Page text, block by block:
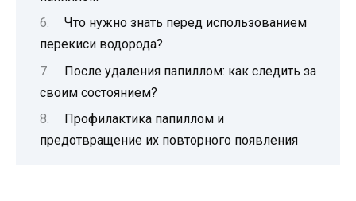
Что нужно знать перед использованием
перекиси водорода?
После удаления папиллом: как следить за
своим состоянием?
Профилактика папиллом и
предотвращение их повторного появления